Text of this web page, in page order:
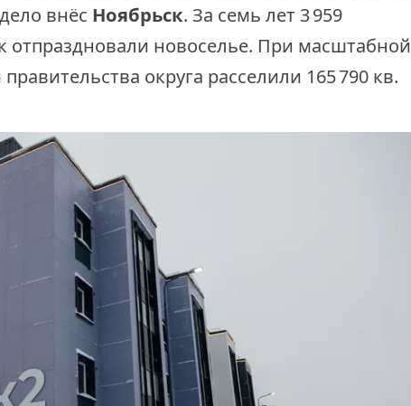
внёс Ноябрьск. За семь лет 3 959
отпраздновали новоселье. При масштабной
округа расселили 165 790 кв.